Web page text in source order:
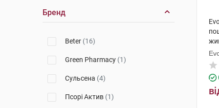
Сироватки для волосся
Спреї для волосся
Шампуні
Бренд
Beter (16)
Green Pharmacy (1)
Сульсена (4)
Псорі Актив (1)
мл